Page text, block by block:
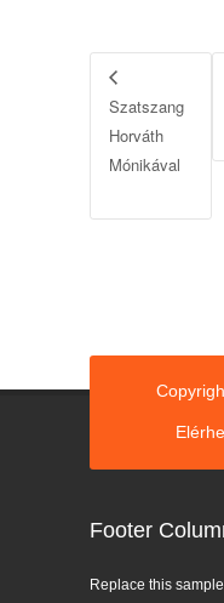
Szatszang
Horváth
Mónikával
Footer
Replace this